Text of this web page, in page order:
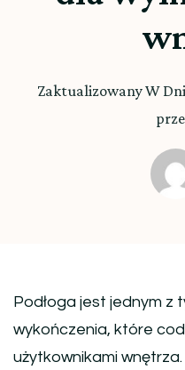
Zaktualizowany W
Podłoga jest jednym z
wykończenia, które
użytkownikami